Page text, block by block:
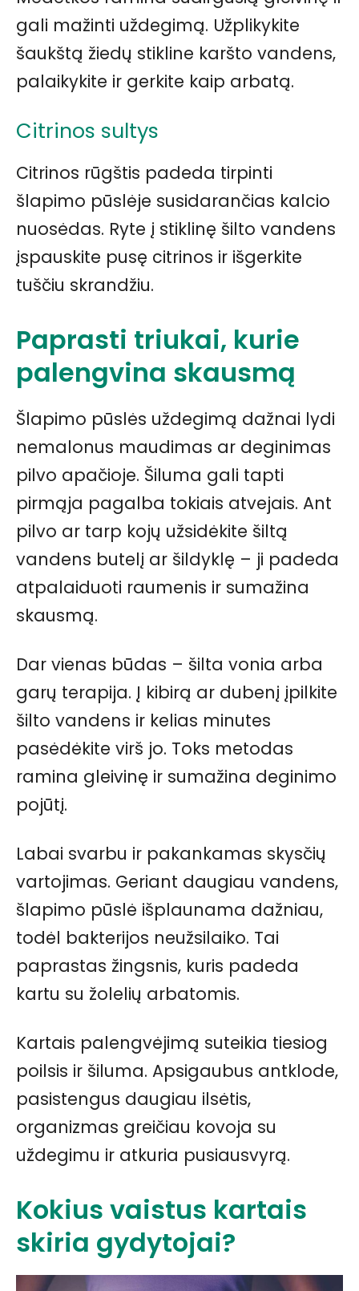
gali mažinti uždegimą. Užplikykite
šaukštą žiedų stikline karšto vandens,
palaikykite ir gerkite kaip arbatą.
Citrinos sultys
Citrinos rūgštis padeda tirpinti
šlapimo pūslėje susidarančias kalcio
nuosėdas. Ryte į stiklinę šilto vandens
įspauskite pusę citrinos ir išgerkite
tuščiu skrandžiu.
Paprasti triukai, kurie
palengvina skausmą
Šlapimo pūslės uždegimą dažnai lydi
nemalonus maudimas ar deginimas
pilvo apačioje. Šiluma gali tapti
pirmąja pagalba tokiais atvejais. Ant
pilvo ar tarp kojų užsidėkite šiltą
vandens butelį ar šildyklę – ji padeda
atpalaiduoti raumenis ir sumažina
skausmą.
Dar vienas būdas – šilta vonia arba
garų terapija. Į kibirą ar dubenį įpilkite
šilto vandens ir kelias minutes
pasėdėkite virš jo. Toks metodas
ramina gleivinę ir sumažina deginimo
pojūtį.
Labai svarbu ir pakankamas skysčių
vartojimas. Geriant daugiau vandens,
šlapimo pūslė išplaunama dažniau,
todėl bakterijos neužsilaiko. Tai
paprastas žingsnis, kuris padeda
kartu su žolelių arbatomis.
Kartais palengvėjimą suteikia tiesiog
poilsis ir šiluma. Apsigaubus antklode,
pasistengus daugiau ilsėtis,
organizmas greičiau kovoja su
uždegimu ir atkuria pusiausvyrą.
Kokius vaistus kartais
skiria gydytojai?